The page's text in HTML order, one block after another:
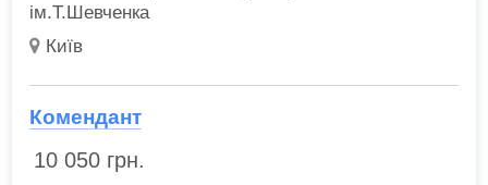
ім.Т.Шевченка
Київ
Комендант
10 050 грн.